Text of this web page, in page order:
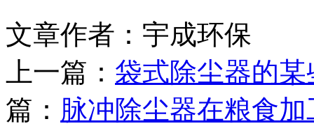
文章作者：宇成环保
上一篇： 袋式除尘器的
篇： 脉冲除尘器在粮食